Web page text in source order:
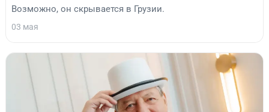
Возможно, он скрывается в Грузии.
03 мая